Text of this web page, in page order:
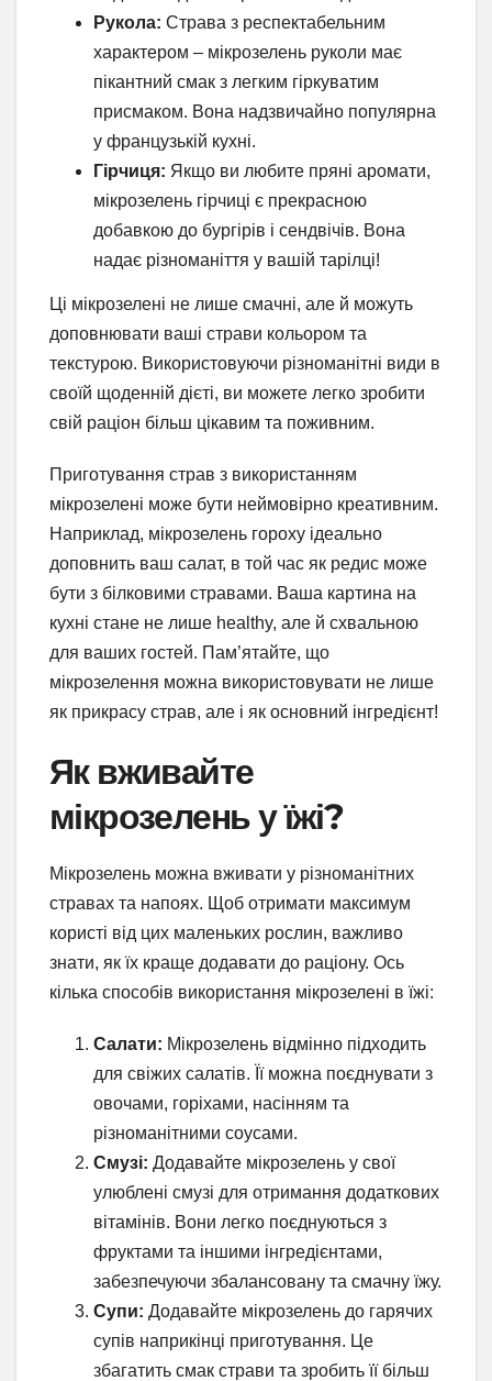
Рукола: Страва з респектабельним
характером – мікрозелень руколи має
пікантний смак з легким гіркуватим
присмаком. Вона надзвичайно популярна
у французькій кухні.
Гірчиця: Якщо ви любите пряні аромати,
мікрозелень гірчиці є прекрасною
добавкою до бургірів і сендвічів. Вона
надає різноманіття у вашій тарілці!
Ці мікрозелені не лише смачні, але й можуть
доповнювати ваші страви кольором та
текстурою. Використовуючи різноманітні види в
своїй щоденній дієті, ви можете легко зробити
свій раціон більш цікавим та поживним.
Приготування страв з використанням
мікрозелені може бути неймовірно креативним.
Наприклад, мікрозелень гороху ідеально
доповнить ваш салат, в той час як редис може
бути з білковими стравами. Ваша картина на
кухні стане не лише healthy, але й схвальною
для ваших гостей. Пам’ятайте, що
мікрозелення можна використовувати не лише
як прикрасу страв, але і як основний інгредієнт!
Як вживайте
мікрозелень у їжі?
Мікрозелень можна вживати у різноманітних
стравах та напоях. Щоб отримати максимум
користі від цих маленьких рослин, важливо
знати, як їх краще додавати до раціону. Ось
кілька способів використання мікрозелені в їжі:
Салати: Мікрозелень відмінно підходить
для свіжих салатів. Її можна поєднувати з
овочами, горіхами, насінням та
різноманітними соусами.
Смузі: Додавайте мікрозелень у свої
улюблені смузі для отримання додаткових
вітамінів. Вони легко поєднуються з
фруктами та іншими інгредієнтами,
забезпечуючи збалансовану та смачну їжу.
Супи: Додавайте мікрозелень до гарячих
супів наприкінці приготування. Це
збагатить смак страви та зробить її більш